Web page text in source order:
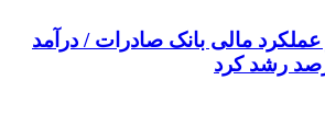
عملکرد مالی بانک صادرات / درآمد